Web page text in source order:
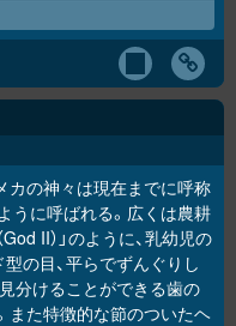
カの神々は現在までに呼称
うに呼ばれる。広くは農耕
God II）」のように、乳幼児の
の目、平らでずんぐりし
分けることができる歯の
また特徴的な節のついたヘ